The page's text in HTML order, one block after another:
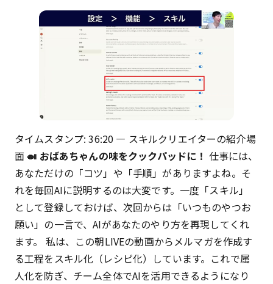
タイムスタンプ: 36:20 — スキルクリエイターの紹介場
面 🍛 おばあちゃんの味をクックパッドに！ 仕事には、
あなただけの「コツ」や「手順」がありますよね。そ
れを毎回AIに説明するのは大変です。一度「スキル」
として登録しておけば、次回からは「いつものやつお
願い」の一言で、AIがあなたのやり方を再現してくれ
ます。 私は、この朝LIVEの動画からメルマガを作成す
る工程をスキル化（レシピ化）しています。これで属
人化を防ぎ、チーム全体でAIを活用できるようになり